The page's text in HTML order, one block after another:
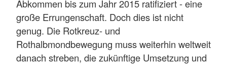
Abkommen bis zum Jahr 2015 ratifiziert - eine
große Errungenschaft. Doch dies ist nicht
genug. Die Rotkreuz- und
Rothalbmondbewegung muss weiterhin weltweit
danach streben, die zukünftige Umsetzung und